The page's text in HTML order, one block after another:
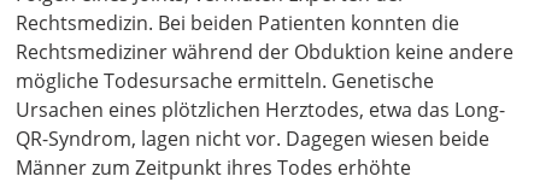
Rechtsmedizin. Bei beiden Patienten konnten die
Rechtsmediziner während der Obduktion keine andere
mögliche Todesursache ermitteln. Genetische
Ursachen eines plötzlichen Herztodes, etwa das Long-
QR-Syndrom, lagen nicht vor. Dagegen wiesen beide
Männer zum Zeitpunkt ihres Todes erhöhte